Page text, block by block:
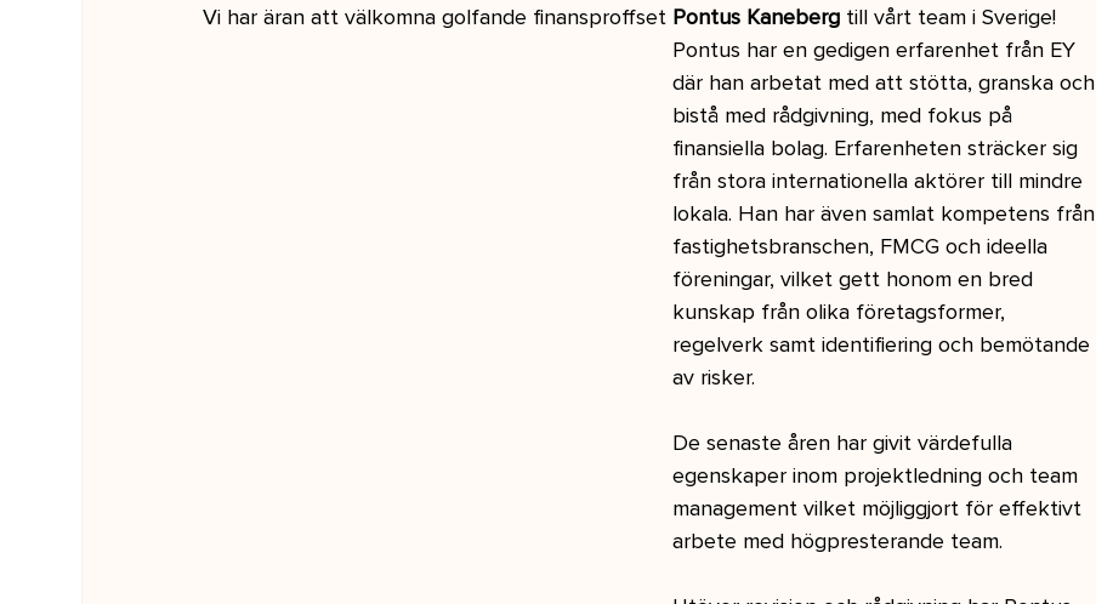
Vi har äran att välkomna golfande finansproffset Pontus Kaneberg till vårt team i Sverige!
Pontus har en gedigen erfarenhet från EY
där han arbetat med att stötta, granska och
bistå med rådgivning, med fokus på
finansiella bolag. Erfarenheten sträcker sig
från stora internationella aktörer till mindre
lokala. Han har även samlat kompetens från
fastighetsbranschen, FMCG och ideella
föreningar, vilket gett honom en bred
kunskap från olika företagsformer,
regelverk samt identifiering och bemötande
av risker.
De senaste åren har givit värdefulla
egenskaper inom projektledning och team
management vilket möjliggjort för effektivt
arbete med högpresterande team.